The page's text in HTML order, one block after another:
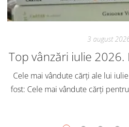
3 august
Top vânzări iulie
Cele mai vândute cărți ale lui
fost: Cele mai vândute cărți